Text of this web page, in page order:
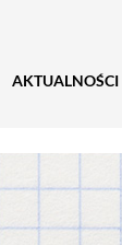
AKTUALNOŚCI